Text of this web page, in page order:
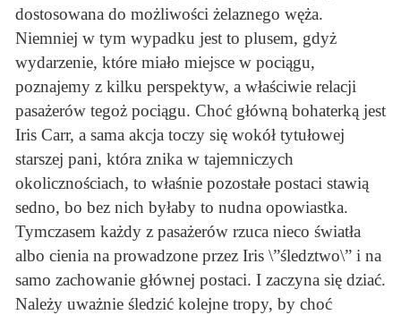
dostosowana do możliwości żelaznego węża.
Niemniej w tym wypadku jest to plusem, gdyż
wydarzenie, które miało miejsce w pociągu,
poznajemy z kilku perspektyw, a właściwie relacji
pasażerów tegoż pociągu. Choć główną bohaterką jest
Iris Carr, a sama akcja toczy się wokół tytułowej
starszej pani, która znika w tajemniczych
okolicznościach, to właśnie pozostałe postaci stawią
sedno, bo bez nich byłaby to nudna opowiastka.
Tymczasem każdy z pasażerów rzuca nieco światła
albo cienia na prowadzone przez Iris \”śledztwo\” i na
samo zachowanie głównej postaci. I zaczyna się dziać.
Należy uważnie śledzić kolejne tropy, by choć